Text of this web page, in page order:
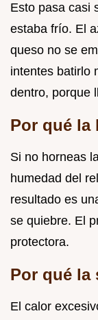
Esto pasa casi
estaba frío. El
queso no se
intentes batirlo
dentro, porque
Por qué la
Si no horneas
humedad del
resultado es
se quiebre. El
protectora.
Por qué la
El calor